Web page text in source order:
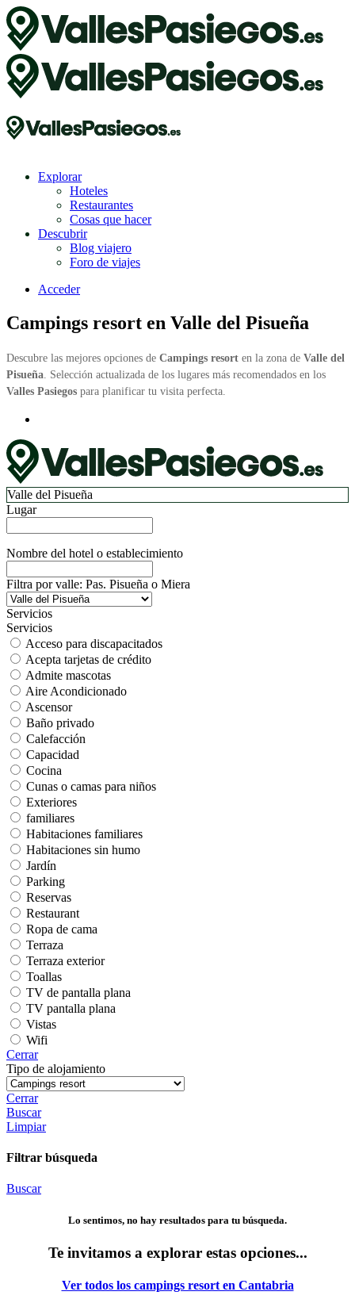
Explorar
Hoteles
Restaurantes
Cosas que hacer
Descubrir
Blog viajero
Foro de viajes
Acceder
Campings resort en Valle del Pisueña
Descubre las mejores opciones de Campings resort en la zona de Valle del
Pisueña . Selección actualizada de los lugares más recomendados en los
Valles Pasiegos para planificar tu visita perfecta.
Valle del Pisueña
Lugar
Nombre del hotel o establecimiento
Filtra por valle: Pas. Pisueña o Miera
Servicios
Servicios
Acceso para discapacitados
Acepta tarjetas de crédito
Admite mascotas
Aire Acondicionado
Ascensor
Baño privado
Calefacción
Capacidad
Cocina
Cunas o camas para niños
Exteriores
familiares
Habitaciones familiares
Habitaciones sin humo
Jardín
Parking
Reservas
Restaurant
Ropa de cama
Terraza
Terraza exterior
Toallas
TV de pantalla plana
TV pantalla plana
Vistas
Wifi
Cerrar
Tipo de alojamiento
Cerrar
Buscar
Limpiar
Filtrar búsqueda
Buscar
Lo sentimos, no hay resultados para tu búsqueda.
Te invitamos a explorar estas opciones...
Ver todos los campings resort en Cantabria